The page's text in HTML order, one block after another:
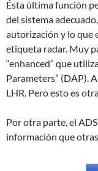
Ésta última función
del sistema
autorización y lo que
etiqueta radar. Muy
“enhanced” que
Parameters” (DAP).
LHR. Pero esto es
Por otra parte, el
información que